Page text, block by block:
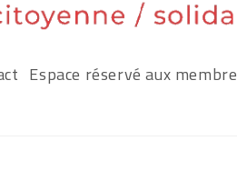
Espace réservé aux